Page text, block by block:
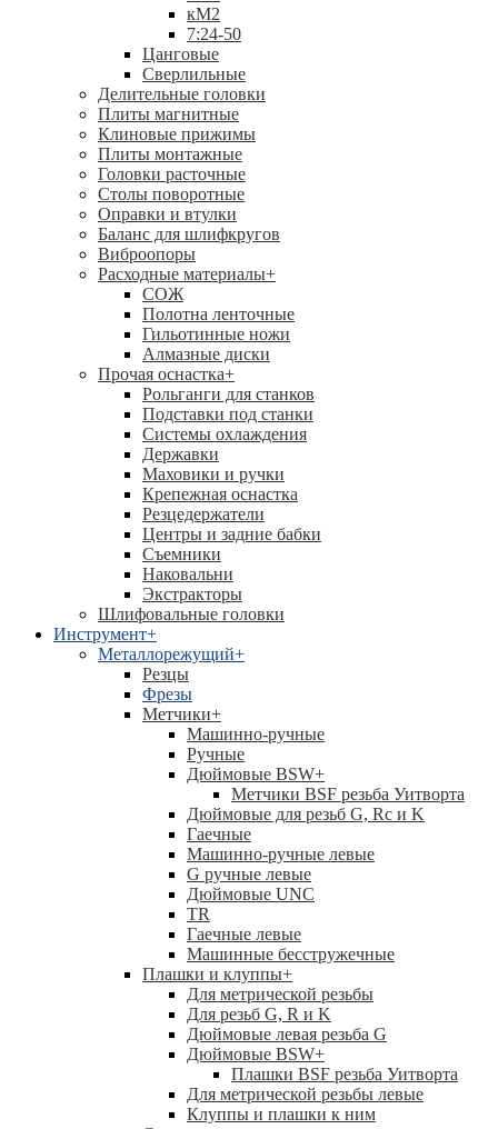
кМ2
7:24-50
Цанговые
Сверлильные
Делительные головки
Плиты магнитные
Клиновые прижимы
Плиты монтажные
Головки расточные
Столы поворотные
Оправки и втулки
Баланс для шлифкругов
Виброопоры
Расходные материалы+
СОЖ
Полотна ленточные
Гильотинные ножи
Алмазные диски
Прочая оснастка+
Рольганги для станков
Подставки под станки
Системы охлаждения
Державки
Маховики и ручки
Крепежная оснастка
Резцедержатели
Центры и задние бабки
Съемники
Наковальни
Экстракторы
Шлифовальные головки
Инструмент+
Металлорежущий+
Резцы
Фрезы
Метчики+
Машинно-ручные
Ручные
Дюймовые BSW+
Метчики BSF резьба Уитворта
Дюймовые для резьб G, Rc и K
Гаечные
Машинно-ручные левые
G ручные левые
Дюймовые UNC
TR
Гаечные левые
Машинные бесстружечные
Плашки и клуппы+
Для метрической резьбы
Для резьб G, R и K
Дюймовые левая резьба G
Дюймовые BSW+
Плашки BSF резьба Уитворта
Для метрической резьбы левые
Клуппы и плашки к ним